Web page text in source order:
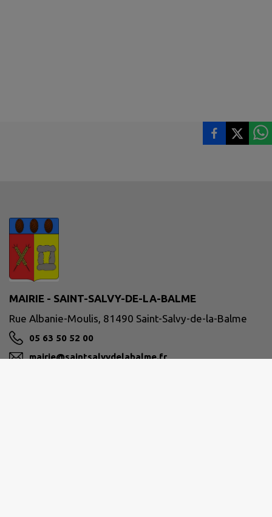
MAIRIE - SAINT-SALVY-DE-LA-BALME
Rue Albanie-Moulis, 81490 Saint-Salvy-de-la-Balme
05 63 50 52 00
mairie@saintsalvydelabalme.fr